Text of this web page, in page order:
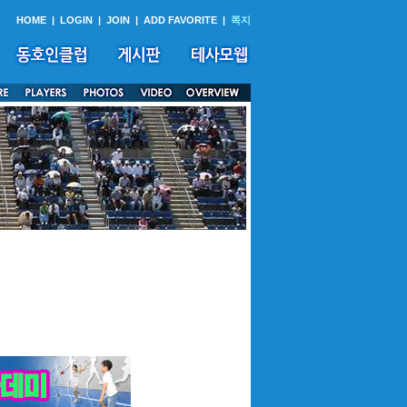
HOME | LOGIN | JOIN | ADD FAVORITE | 쪽지